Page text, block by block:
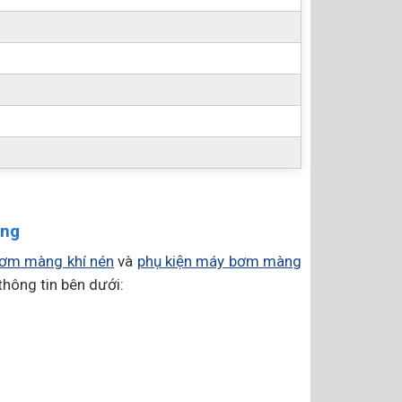
màng khí nén và phụ kiện máy bơm màng
tin bên dưới: